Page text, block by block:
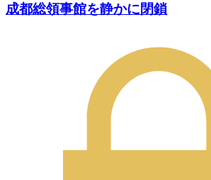
成都総領事館を静かに閉鎖